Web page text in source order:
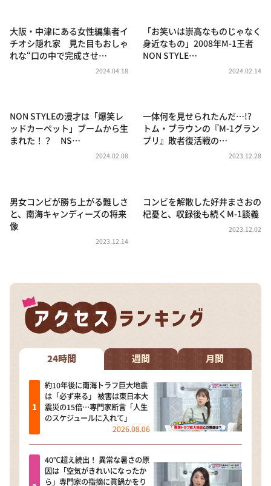
朝だ！生です旅サラダ
教えて！ニュースライブ 正義のミカタ
ポツンと一軒家
ザキ山小屋本館
大阪・中津にある女性編集者イ
チオシ隠れ家 見た目もおしゃ
れな“口の中で完成させ…
2024.04.18
「お笑いは崇高なものじゃなく
身近なもの」2008年M-1王者
NON STYLE…
2024.02.14
NON STYLEの漫才は「爆笑レ
ッドカーペット」ブームから生
まれた！？ NS…
2024.02.08
一体何を見せられたんだ…!?
トム・ブラウンの『M-1グラン
プリ』敗者復活戦の…
2023.12.28
男女コンビが勝ち上がる難しさ
と、南海キャンディーズの将来
像
2023.12.14
コンビを解散した好井まさおの
杞憂と、収録後も続くM-1談義
2023.12.02
24時間 週間 月間
約10年後に南海トラフ巨大地震
は「必ず来る」 被害は東日本大
震災の15倍…専門家断言「人生
のスケジュールに入れて」
2026.08.06
40℃超え続出！ 異常な暑さの原
因は「空気がきれいになったか
ら」専門家の指摘に眞鍋かをり